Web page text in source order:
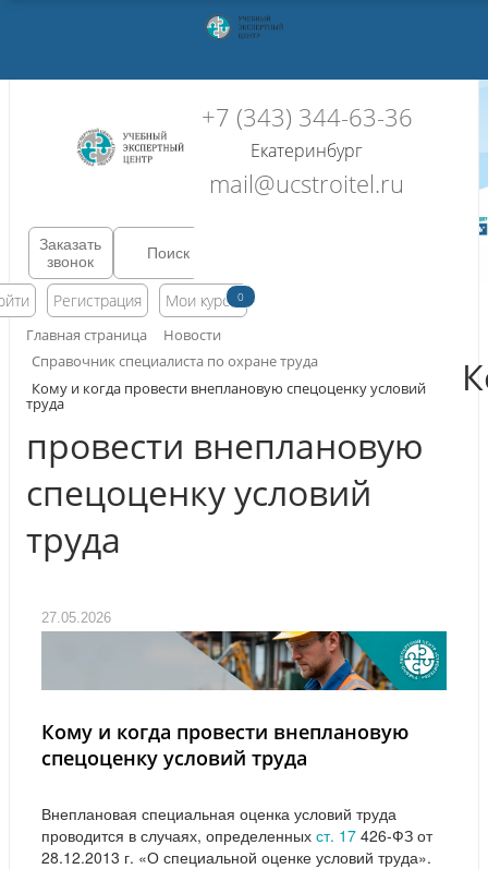
+7 (343) 344-63-36
Екатеринбург
mail@ucstroitel.ru
Заказать
звонок
Регистрация Мои курсы0
Главная страница
Новости
Справочник специалиста по охране труда
Кому и когда провести внеплановую спецоценку условий
труда
провести внеплановую
спецоценку условий
труда
27.05.2026
Кому и когда провести внеплановую
спецоценку условий труда
Внеплановая специальная оценка условий труда
проводится в случаях, определенных ст. 17 426-ФЗ от
28.12.2013 г. «О специальной оценке условий труда».